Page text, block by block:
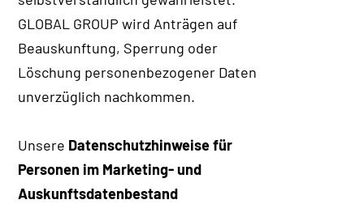
GLOBAL GROUP wird Anträgen auf
Beauskunftung, Sperrung oder
Löschung personenbezogener Daten
unverzüglich nachkommen.
Unsere Datenschutzhinweise für
Personen im Marketing- und
Auskunftsdatenbestand